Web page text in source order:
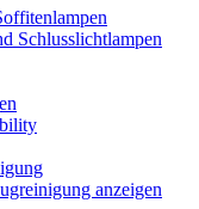
Schlusslichtlampen
anzeigen